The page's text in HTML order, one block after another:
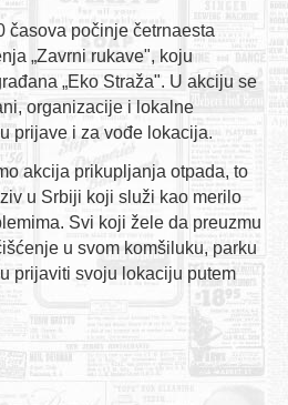
časova počinje četrnaesta
„Zavrni rukave", koju
„Eko Straža". U akciju se
organizacije i lokalne
prijave i za vođe lokacija.
akcija prikupljanja otpada, to
u Srbiji koji služi kao merilo
Svi koji žele da preuzmu
u svom komšiluku, parku
prijaviti svoju lokaciju putem